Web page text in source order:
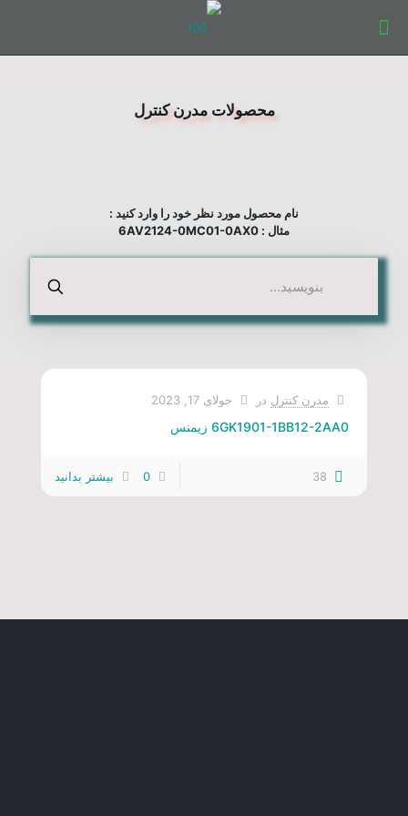
محصولات مدرن کنترل
نام محصول مورد نظر خود را وارد کنید :
مثال : 6AV2124-0MC01-0AX0
مدرن کنترل در جولای 17, 2023
6GK1901-1BB12-2AA0 زیمنس
38
0 بیشتر بدانید